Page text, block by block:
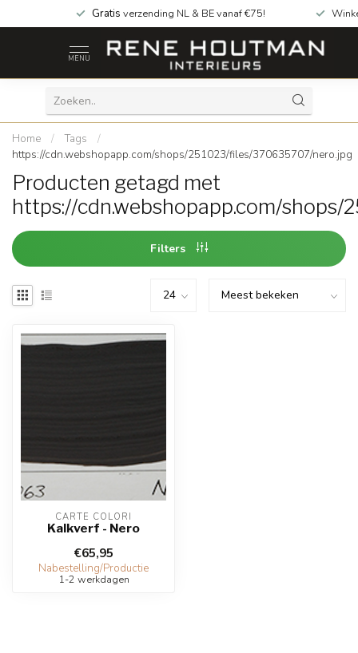
Gratis verzending NL & BE vanaf €75!
MENU
Home / Tags
/
https://cdn.webshopapp.com/shops/251023/files/370635707/nero.jpg
Producten getagd met
https://cdn.webshopapp.com/
Filters
CARTE COLORI
Kalkverf - Nero
€65,95
Nabestelling/Productie
1-2 werkdagen